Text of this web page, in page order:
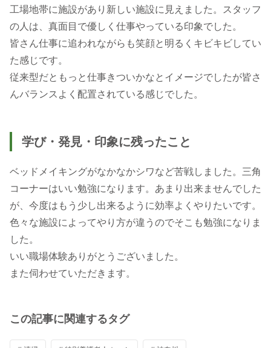
工場地帯に施設があり新しい施設に見えました。スタッフ
の人は、真面目で優しく仕事やっている印象でした。
皆さん仕事に追われながらも笑顔と明るくキビキビしてい
た感じです。
従来型だともっと仕事きついかなとイメージでしたが皆さ
んバランスよく配置されている感じでした。
学び・発見・印象に残ったこと
ベッドメイキングがなかなかシワなど苦戦しました。三角
コーナーはいい勉強になります。あまり出来ませんでした
が、今度はもう少し出来るように効率よくやりたいです。
色々な施設によってやり方が違うのでそこも勉強になりま
した。
いい職場体験ありがとうございました。
また伺わせていただきます。
この記事に関連するタグ